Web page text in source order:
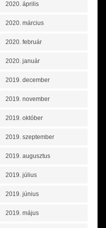
2020. április
2020. március
2020. február
2020. január
2019. december
2019. november
2019. október
2019. szeptember
2019. augusztus
2019. július
2019. június
2019. május